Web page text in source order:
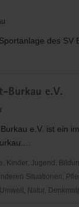
des SV
Burkau e.V.
e.V. ist ein
Kinder, Jugend,
Situationen,
Natur,